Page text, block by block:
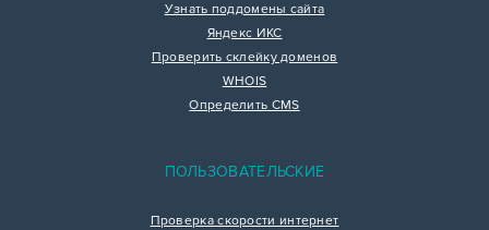
Узнать поддомены сайта
Яндекс ИКС
Проверить склейку доменов
WHOIS
Определить CMS
ПОЛЬЗОВАТЕЛЬСКИЕ
Проверка скорости интернет